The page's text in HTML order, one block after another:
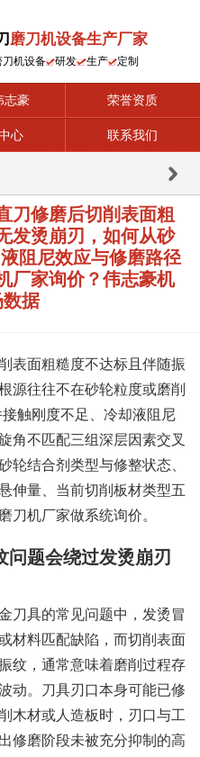
磨刀机设备生产厂家
刀机设备 研发 生产 定制
志豪 荣誉资质
心 联系我们
刀修磨后切削表面粗
发烫崩刃，如何从砂
阻尼效应与修磨路径
厂家询价？伟志豪机
据
表面粗糙度不达标且伴随振
源往往不在砂轮粒度或磨削
触刚度不足、冷却液阻尼
角不匹配三组深层因素交叉
轮结合剂类型与修整状态、
伸量、当前切削板材类型五
刀机厂家做系统询价。
问题会绕过发烫崩刃
刀具的常见问题中，发烫冒
材料匹配缺陷，而切削表面
纹，通常意味着磨削过程存
动。刀具刃口本身可能已修
木材或人造板时，刃口与工
修磨阶段未被充分抑制的高